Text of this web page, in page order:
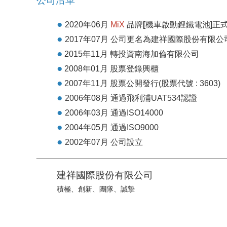
● 2020年06月 MiX 品牌[機車啟動鋰鐵電池]正
● 2017年07月 公司更名為建祥國際股份有限公
● 2015年11月 轉投資南海加倫有限公司
● 2008年01月 股票登錄興櫃
● 2007年11月 股票公開發行(股票代號 : 3603)
● 2006年08月 通過飛利浦UAT534認證
● 2006年03月 通過ISO14000
● 2004年05月 通過ISO9000
● 2002年07月 公司設立
建祥國際股份有限公司
積極、創新、團隊、誠摯